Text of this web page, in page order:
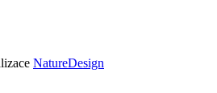
NatureDesign